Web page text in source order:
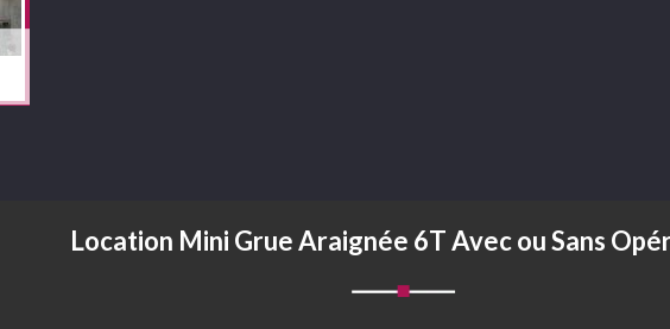
Location Mini Grue Araignée 6T Avec ou Sans